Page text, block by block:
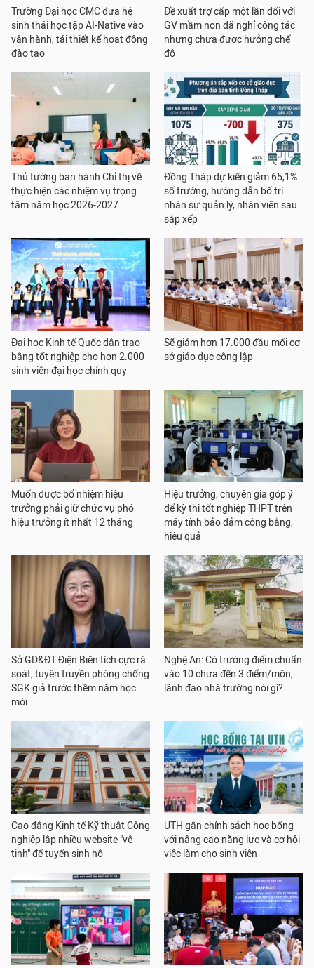
Trường Đại học CMC đưa hệ
sinh thái học tập AI-Native vào
vận hành, tái thiết kế hoạt động
đào tạo
Đề xuất trợ cấp một lần đối với
GV mầm non đã nghỉ công tác
nhưng chưa được hưởng chế
độ
Thủ tướng ban hành Chỉ thị về
thực hiện các nhiệm vụ trọng
tâm năm học 2026-2027
Đồng Tháp dự kiến giảm 65,1%
số trường, hướng dẫn bố trí
nhân sự quản lý, nhân viên sau
sắp xếp
Đại học Kinh tế Quốc dân trao
bằng tốt nghiệp cho hơn 2.000
sinh viên đại học chính quy
Sẽ giảm hơn 17.000 đầu mối cơ
sở giáo dục công lập
Muốn được bổ nhiệm hiệu
trưởng phải giữ chức vụ phó
hiệu trưởng ít nhất 12 tháng
Hiệu trưởng, chuyên gia góp ý
để kỳ thi tốt nghiệp THPT trên
máy tính bảo đảm công bằng,
hiệu quả
Sở GD&ĐT Điện Biên tích cực rà
soát, tuyên truyền phòng chống
SGK giả trước thềm năm học
mới
Nghệ An: Có trường điểm chuẩn
vào 10 chưa đến 3 điểm/môn,
lãnh đạo nhà trường nói gì?
Cao đẳng Kinh tế Kỹ thuật Công
nghiệp lập nhiều website "vệ
tinh" để tuyển sinh hộ
UTH gắn chính sách học bổng
với nâng cao năng lực và cơ hội
việc làm cho sinh viên